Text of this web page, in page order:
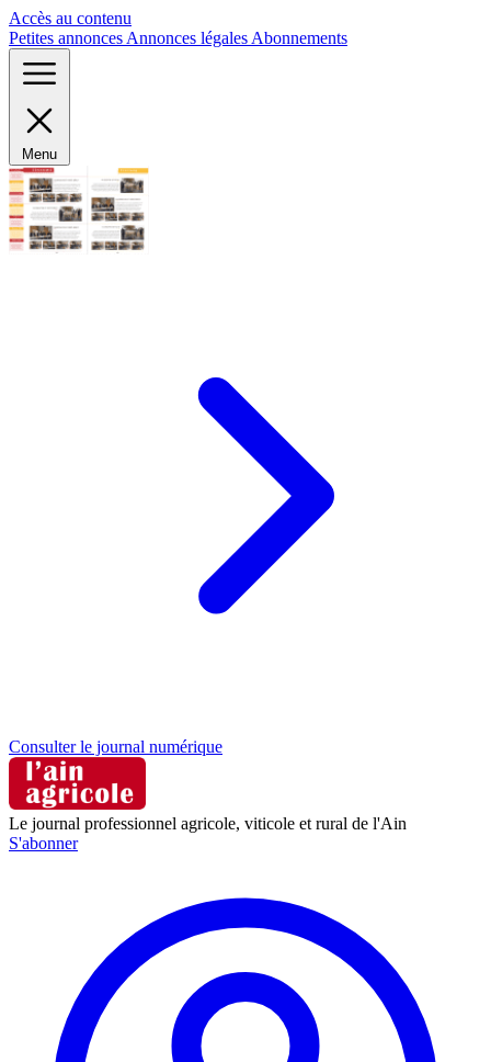
Accès au contenu
Petites annonces Annonces légales Abonnements
Menu
Consulter le journal numérique
Le journal professionnel agricole, viticole et rural de l'Ain
S'abonner
Panneau de gestion des cookies